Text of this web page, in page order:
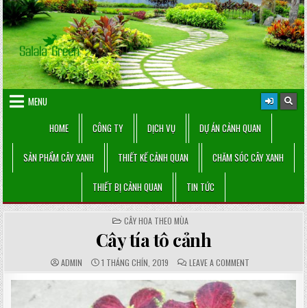
Skip
to
content
MENU
HOME
CÔNG TY DỊCH VỤ DỰ ÁN CẢNH QUAN
SẢN PHẨM CÂY XANH THIẾT KẾ CẢNH QUAN CHĂM SÓC CÂY XANH
THIẾT BỊ CẢNH QUAN TIN TỨC
POSTED
IN
CÂY HOA THEO MÙA
Cây tía tô cảnh
AUTHOR:
ADMIN PUBLISHED
DATE:
1 THÁNG CHÍN, 2019 COMMENTS:
LEAVE A COMMENT
CÂY
TÍA
CẢNH